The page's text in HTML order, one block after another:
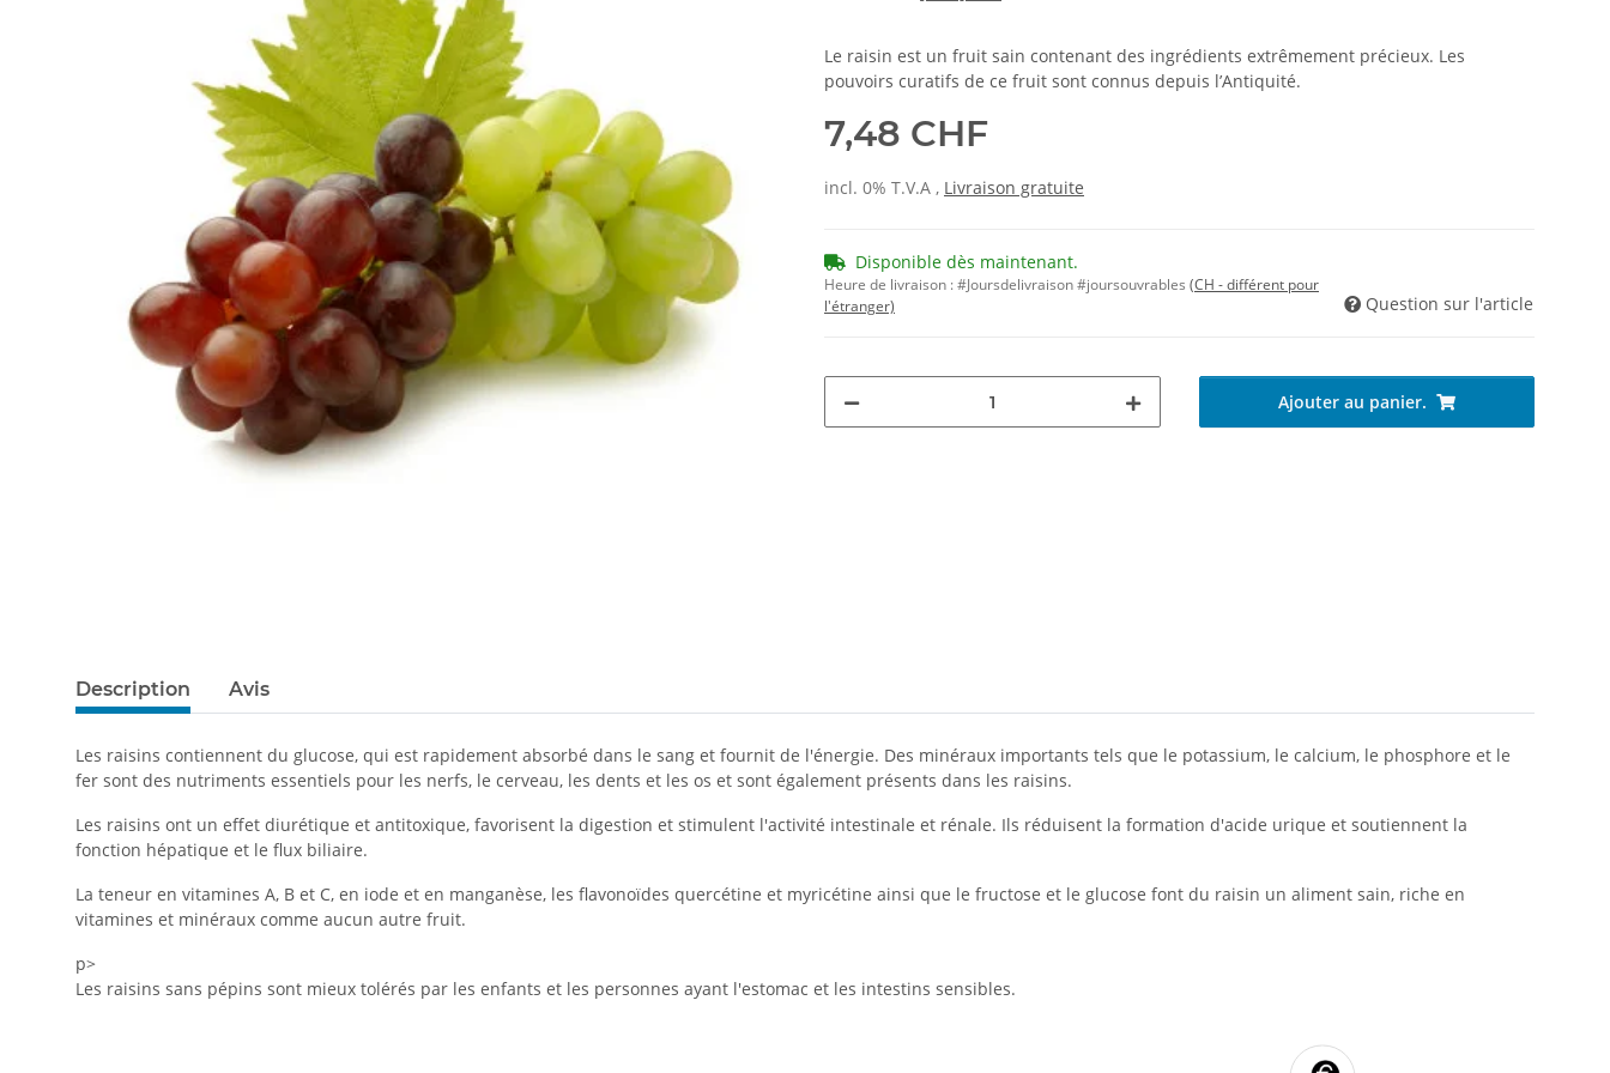
Le raisin est un fruit sain contenant des ingrédients extrêmement précieux. Les
pouvoirs curatifs de ce fruit sont connus depuis l’Antiquité.
7,48 CHF
incl. 0% T.V.A , Livraison gratuite
Disponible dès maintenant.
Heure de livraison :#Joursdelivraison #joursouvrables (CH - différent pour
l'étranger)
Question sur l'article
Ajouter au panier.
Description Avis
Les raisins contiennent du glucose, qui est rapidement absorbé dans le sang et fournit de l'énergie. Des minéraux importants tels que le potassium, le calcium, le phosphore et le
fer sont des nutriments essentiels pour les nerfs, le cerveau, les dents et les os et sont également présents dans les raisins.
Les raisins ont un effet diurétique et antitoxique, favorisent la digestion et stimulent l'activité intestinale et rénale. Ils réduisent la formation d'acide urique et soutiennent la
fonction hépatique et le flux biliaire.
La teneur en vitamines A, B et C, en iode et en manganèse, les flavonoïdes quercétine et myricétine ainsi que le fructose et le glucose font du raisin un aliment sain, riche en
vitamines et minéraux comme aucun autre fruit.
p>
Les raisins sans pépins sont mieux tolérés par les enfants et les personnes ayant l'estomac et les intestins sensibles.